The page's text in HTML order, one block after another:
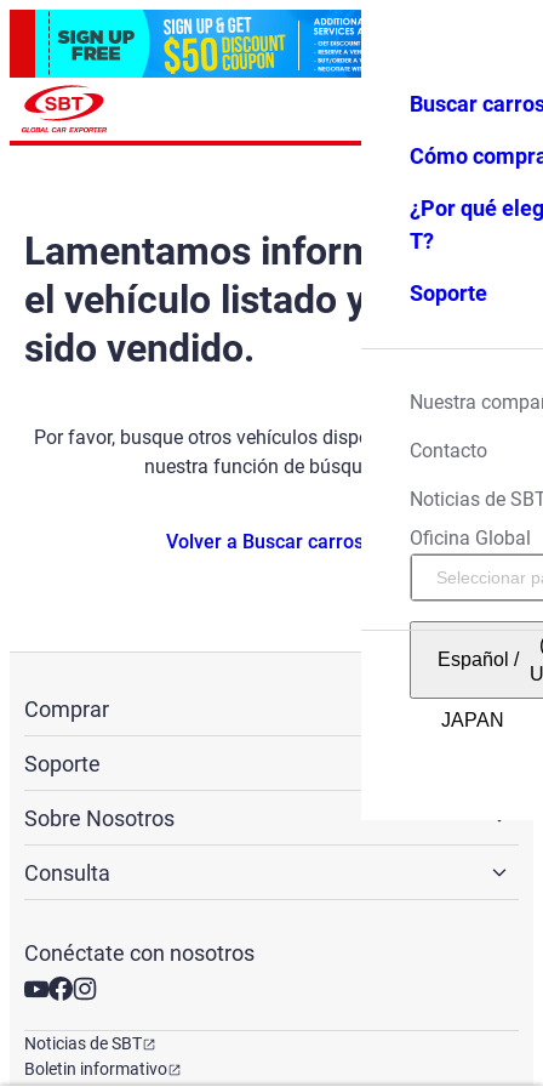
Favoritos Menú
Buscar
Cómo
¿Por qué
T?
Soporte
Nuestra
Contacto
Noticias de
Oficina Global
Español /
Lamentamos informarle que
el vehículo listado ya ha
sido vendido.
Por favor, busque otros vehículos disponibles utilizando
nuestra función de búsqueda.
Volver a Buscar carros
Comprar
Soporte
Sobre Nosotros
Consulta
Conéctate con nosotros
Noticias de SBT
Boletin informativo